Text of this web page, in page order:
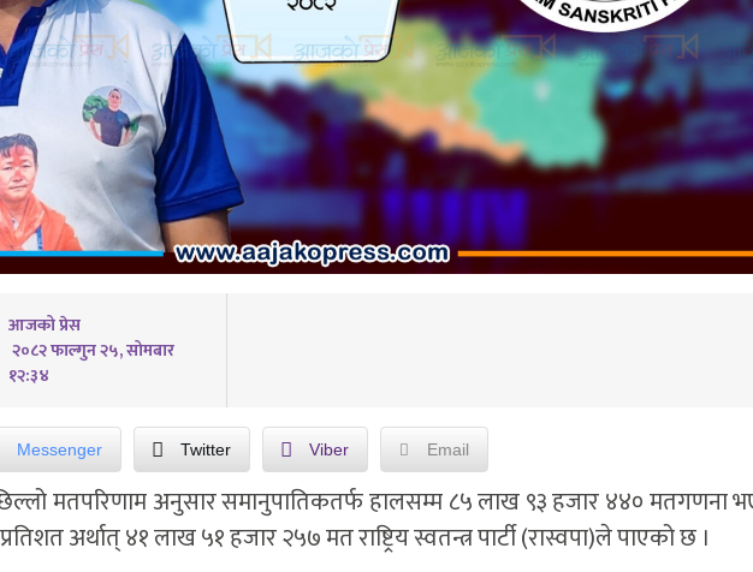
आजको प्रेस
२०८२ फाल्गुन २५, सोमबार
१२:३४
Messenger Twitter Viber Email
मतपरिणाम अनुसार समानुपातिकतर्फ हालसम्म ८५ लाख ९३ हजार ४४० मतगणना
अर्थात् ४१ लाख ५१ हजार २५७ मत राष्ट्रिय स्वतन्त्र पार्टी (रास्वपा)ले पाएको छ ।